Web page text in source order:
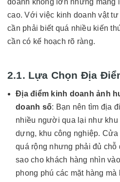
doanh không lớn nhưng mang
cao. Với việc kinh doanh vật
cần phải biết quá nhiều kiến
cần có kế hoạch rõ ràng.
2.1. Lựa Chọn Địa
Địa điểm kinh doanh ảnh
doanh số: Bạn nên tìm địa
nhiều người qua lại như
dựng, khu công nghiệp.
quá rộng nhưng phải đủ chỗ
sao cho khách hàng nhìn
phong phú các mặt hàng mà